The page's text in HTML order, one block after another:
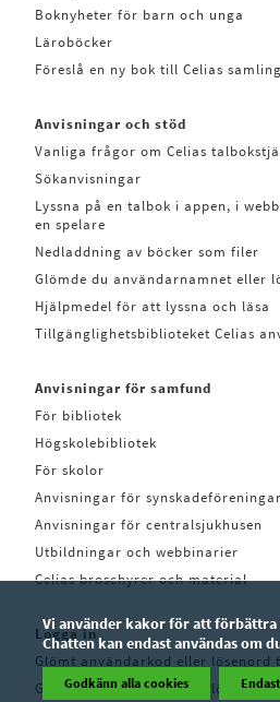
Boknyheter för barn och unga
Läroböcker
Föreslå en ny bok till Celias samling
Anvisningar och stöd
Vanliga frågor om Celias
Sökanvisningar
Lyssna på en talbok i appen, i
en spelare
Nedladdning av böcker som filer
Glömde du användarnamnet eller
Hjälpmedel för att lyssna och läsa
Tillgänglighetsbiblioteket Celias
Anvisningar för samfund
För bibliotek
Högskolebibliotek
För skolor
Anvisningar för
Anvisningar för centralsjukhusen
Utbildningar och webbinarier
Celias broschyrer och material
Logga in
Glömt användarkod eller lösenord
Glömt användarkod eller lösenord
Vi använder kakor för att förbättra
Chatten kan endast användas om
Godkänn alla cookies